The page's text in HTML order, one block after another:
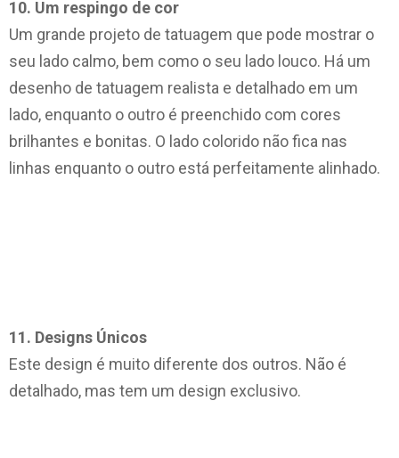
10. Um respingo de cor
Um grande projeto de tatuagem que pode mostrar o
seu lado calmo, bem como o seu lado louco. Há um
desenho de tatuagem realista e detalhado em um
lado, enquanto o outro é preenchido com cores
brilhantes e bonitas. O lado colorido não fica nas
linhas enquanto o outro está perfeitamente alinhado.
11. Designs Únicos
Este design é muito diferente dos outros. Não é
detalhado, mas tem um design exclusivo.